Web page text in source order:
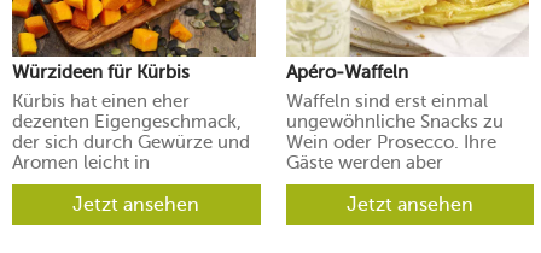
Würzideen für Kürbis
Kürbis hat einen eher
dezenten Eigengeschmack,
der sich durch Gewürze und
Aromen leicht in
verschiedene Richtungen
lenken lässt.Jetzt ansehen
Apéro-Waffeln
Waffeln sind erst einmal
ungewöhnliche Snacks zu
Wein oder Prosecco. Ihre
Gäste werden aber
begeistert sein.
Jetzt ansehen